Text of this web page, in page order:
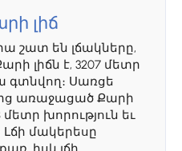
լիճ
շատ են լճակները,
լիճն է, 3207 մետր
գտնվող։ Սառցե
առաջացած Քարի
մետր խորություն եւ
մակերեսը